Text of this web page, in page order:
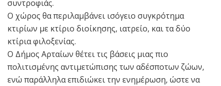
συντροφιάς.
Ο χώρος θα περιλαμβάνει ισόγειο συγκρότημα
κτιρίων με κτίριο διοίκησης, ιατρείο, και τα δύο
κτίρια φιλοξενίας.
Ο Δήμος Αρταίων θέτει τις βάσεις μιας πιο
πολιτισμένης αντιμετώπισης των αδέσποτων ζώων,
ενώ παράλληλα επιδιώκει την ενημέρωση, ώστε να